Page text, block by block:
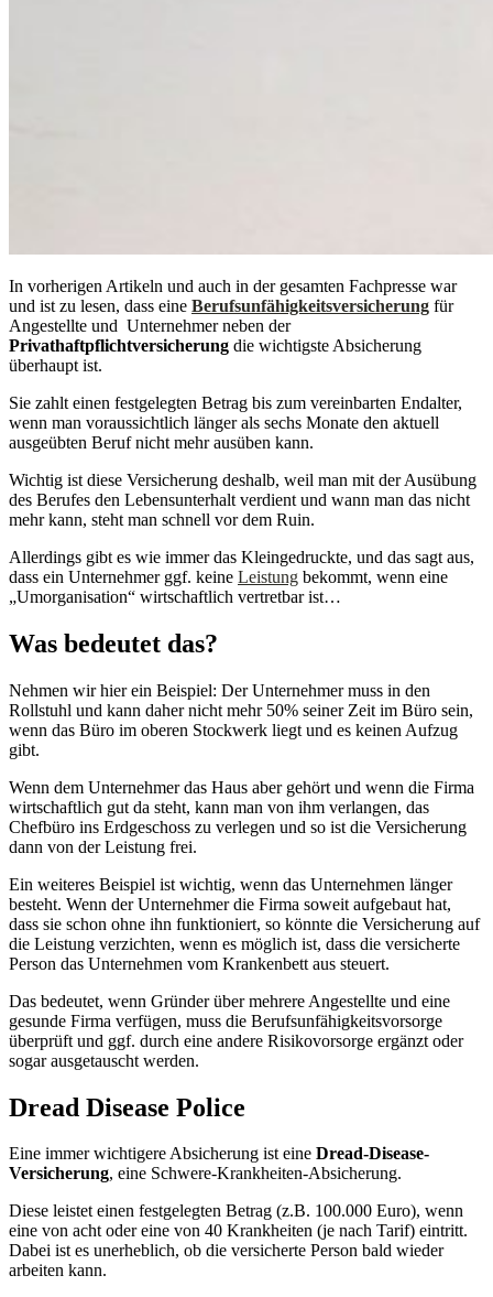
In vorherigen Artikeln und auch in der gesamten Fachpresse war
und ist zu lesen, dass eine Berufsunfähigkeitsversicherung für
Angestellte und Unternehmer neben der
Privathaftpflichtversicherung die wichtigste Absicherung
überhaupt ist.
Sie zahlt einen festgelegten Betrag bis zum vereinbarten Endalter,
wenn man voraussichtlich länger als sechs Monate den aktuell
ausgeübten Beruf nicht mehr ausüben kann.
Wichtig ist diese Versicherung deshalb, weil man mit der Ausübung
des Berufes den Lebensunterhalt verdient und wann man das nicht
mehr kann, steht man schnell vor dem Ruin.
Allerdings gibt es wie immer das Kleingedruckte, und das sagt aus,
dass ein Unternehmer ggf. keine Leistung bekommt, wenn eine
„Umorganisation“ wirtschaftlich vertretbar ist…
Was bedeutet das?
Nehmen wir hier ein Beispiel: Der Unternehmer muss in den
Rollstuhl und kann daher nicht mehr 50% seiner Zeit im Büro sein,
wenn das Büro im oberen Stockwerk liegt und es keinen Aufzug
gibt.
Wenn dem Unternehmer das Haus aber gehört und wenn die Firma
wirtschaftlich gut da steht, kann man von ihm verlangen, das
Chefbüro ins Erdgeschoss zu verlegen und so ist die Versicherung
dann von der Leistung frei.
Ein weiteres Beispiel ist wichtig, wenn das Unternehmen länger
besteht. Wenn der Unternehmer die Firma soweit aufgebaut hat,
dass sie schon ohne ihn funktioniert, so könnte die Versicherung auf
die Leistung verzichten, wenn es möglich ist, dass die versicherte
Person das Unternehmen vom Krankenbett aus steuert.
Das bedeutet, wenn Gründer über mehrere Angestellte und eine
gesunde Firma verfügen, muss die Berufsunfähigkeitsvorsorge
überprüft und ggf. durch eine andere Risikovorsorge ergänzt oder
sogar ausgetauscht werden.
Dread Disease Police
Eine immer wichtigere Absicherung ist eine Dread-Disease-
Versicherung, eine Schwere-Krankheiten-Absicherung.
Diese leistet einen festgelegten Betrag (z.B. 100.000 Euro), wenn
eine von acht oder eine von 40 Krankheiten (je nach Tarif) eintritt.
Dabei ist es unerheblich, ob die versicherte Person bald wieder
arbeiten kann.